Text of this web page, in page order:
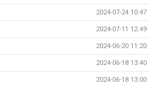
2024-07-24 10:47
2024-07-11 12:49
2024-06-20 11:20
2024-06-18 13:40
2024-06-18 13:00